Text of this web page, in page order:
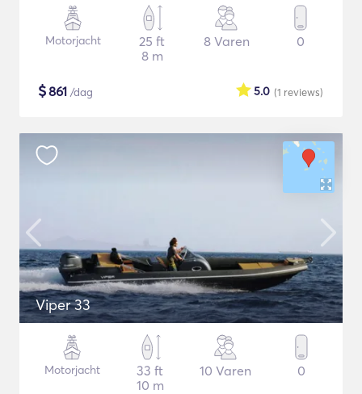
Motorjacht
25 ft
8 m
8 Varen 0
$861 /dag (1 reviews)
5.0
Viper 33
Motorjacht
33 ft
10 m
10 Varen 0